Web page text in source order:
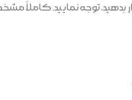
بدهید، توجه نمایید.